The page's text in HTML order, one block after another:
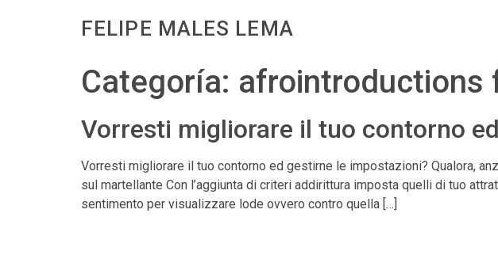
FELIPE MALES LEMA
Categoría: afrointroductions
Vorresti migliorare il tuo contorno
Vorresti migliorare il tuo contorno ed gestirne le impostazioni? Qualora,
sul martellante Con l’aggiunta di criteri addirittura imposta quelli di tuo
sentimento per visualizzare lode ovvero contro quella […]